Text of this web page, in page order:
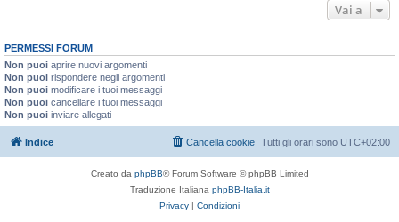
Vai a
PERMESSI FORUM
Non puoi aprire nuovi argomenti
Non puoi rispondere negli argomenti
Non puoi modificare i tuoi messaggi
Non puoi cancellare i tuoi messaggi
Non puoi inviare allegati
Indice Tutti gli orari sono UTC+02:00
Cancella cookie
Creato da phpBB® Forum Software © phpBB Limited
Traduzione Italiana phpBB-Italia.it
Privacy | Condizioni